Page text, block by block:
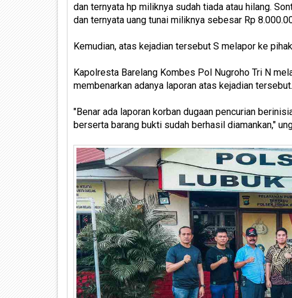
dan ternyata hp miliknya sudah tiada atau hilang.
dan ternyata uang tunai miliknya sebesar Rp
Kemudian, atas kejadian tersebut S melapor ke
Kapolresta Barelang Kombes Pol Nugroho Tri N
membenarkan adanya laporan atas kejadian
"Benar ada laporan korban dugaan pencurian
berserta barang bukti sudah berhasil diamankan,"